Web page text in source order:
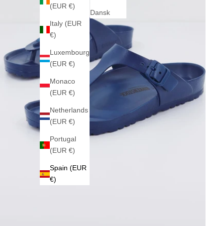
(EUR €)
Italy (EUR
€)
Luxembourg
(EUR €)
Monaco
(EUR €)
Netherlands
(EUR €)
Portugal
(EUR €)
Spain (EUR
€)
Dansk